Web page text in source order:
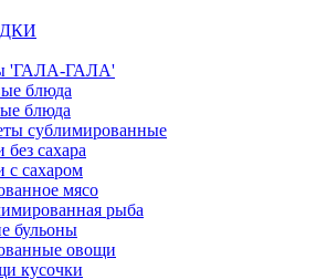
'ГАЛА-ГАЛА'
блюда
блюда
сублимированные
сахара
с сахаром
мясо
рыба
бульоны
овощи
кусочки